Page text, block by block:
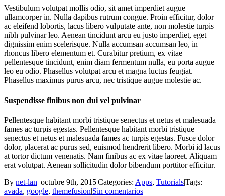
Vestibulum volutpat mollis odio, sit amet imperdiet augue
ullamcorper in. Nulla dapibus rutrum congue. Proin efficitur, dolor
ac eleifend lobortis, lacus libero vulputate ante, non molestie turpis
nibh pulvinar leo. Aenean tincidunt arcu eu justo imperdiet, eget
dignissim enim scelerisque. Nulla accumsan accumsan leo, in
rhoncus libero elementum et. Curabitur pretium, ex vitae
pellentesque tincidunt, enim diam fermentum nulla, eu porta augue
leo eu odio. Phasellus volutpat arcu et magna luctus feugiat.
Phasellus maximus purus arcu, nec tristique augue molestie ac.
Suspendisse finibus non dui vel pulvinar
Pellentesque habitant morbi tristique senectus et netus et malesuada
fames ac turpis egestas. Pellentesque habitant morbi tristique
senectus et netus et malesuada fames ac turpis egestas. Fusce dolor
dolor, placerat ac purus sed, euismod hendrerit libero. Morbi id lacus
at tortor dictum venenatis. Nam finibus ac ex vitae laoreet. Aliquam
erat volutpat. Aenean sollicitudin dolor bibendum porttitor efficitur.
By net-lan| octubre 9th, 2015|Categories: Apps, Tutorials|Tags:
avada, google, themefusion|Sin comentarios